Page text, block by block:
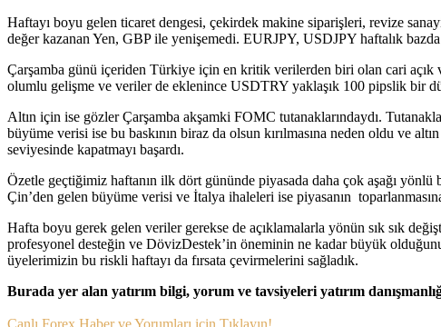
Haftayı boyu gelen ticaret dengesi, çekirdek makine siparişleri, revize
değer kazanan Yen, GBP ile yenişemedi. EURJPY, USDJPY haftalık
Çarşamba günü içeriden Türkiye için en kritik verilerden biri olan cari açık
olumlu gelişme ve veriler de eklenince USDTRY yaklaşık 100 pipslik bir
Altın için ise gözler Çarşamba akşamki FOMC tutanaklarındaydı.
büyüme verisi ise bu baskının biraz da olsun kırılmasına neden oldu ve
seviyesinde kapatmayı başardı.
Özetle geçtiğimiz haftanın ilk dört gününde piyasada daha çok aşağı yönlü
Çin’den gelen büyüme verisi ve İtalya ihaleleri ise piyasanın
Hafta boyu gerek gelen veriler gerekse de açıklamalarla yönün sık sık
profesyonel desteğin ve DövizDestek’in öneminin ne kadar büyük
üyelerimizin bu riskli haftayı da fırsata çevirmelerini sağladık.
Burada yer alan yatırım bilgi, yorum ve tavsiyeleri yatırım
Canlı Forex Haber ve Yorumları için Tıklayın!